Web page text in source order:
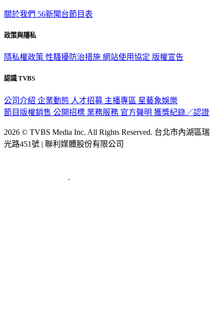
關於我們 56新聞台節目表
政策與隱私
隱私權政策 性騷擾防治措施 網站使用協定 版權宣告
認識 TVBS
公司介紹 企業動態 人才招募 主播專區 星藝象娛樂
節目版權銷售 公開招標 業務服務 官方聲明 獲獎紀錄／認證
2026 © TVBS Media Inc. All Rights Reserved. 台北市內湖區瑞
光路451號 | 聯利媒體股份有限公司